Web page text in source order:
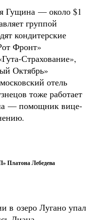
Гущина — около $1
группой
кондитерские
Фронт»
Страхование»,
Октябрь»
отель
тоже работает
— помощник вице-
Платона Лебедева
в озеро Лугано упал